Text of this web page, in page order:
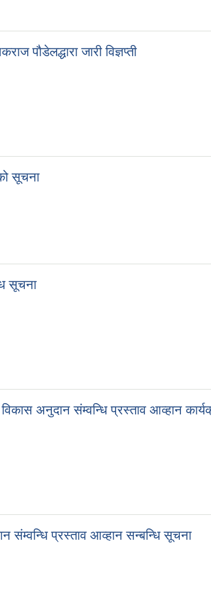
पाैडेलद्धारा जारी विज्ञप्ती
सूचना
सूचना
अनुदान संम्वन्धि प्रस्ताव आव्हान
संम्वन्धि प्रस्ताव आव्हान सन्बन्धि सूचना